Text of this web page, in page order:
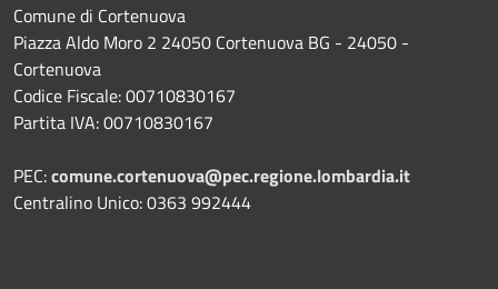
Comune di Cortenuova
Piazza Aldo Moro 2 24050 Cortenuova BG - 24050 -
Cortenuova
Codice Fiscale: 00710830167
Partita IVA: 00710830167
PEC:comune.cortenuova@pec.regione.lombardia.it
Centralino Unico: 0363 992444